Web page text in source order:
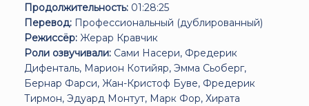
Продолжительность: 01:28:25
Перевод: Профессиональный (дублированный)
Режиссёр: Жерар Кравчик
Роли озвучивали: Сами Насери, Фредерик
Дифенталь, Марион Котийяр, Эмма Сьоберг,
Бернар Фарси, Жан-Кристоф Буве, Фредерик
Тирмон, Эдуард Монтут, Марк Фор, Хирата